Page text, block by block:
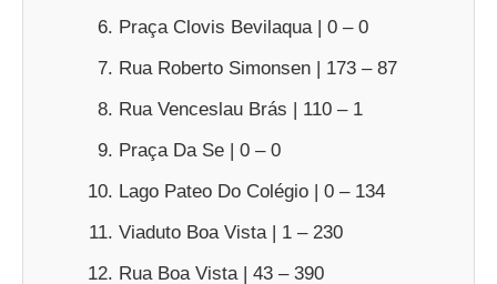
Praça Clovis Bevilaqua | 0 – 0
Rua Roberto Simonsen | 173 – 87
Rua Venceslau Brás | 110 – 1
Praça Da Se | 0 – 0
Lago Pateo Do Colégio | 0 – 134
Viaduto Boa Vista | 1 – 230
Rua Boa Vista | 43 – 390